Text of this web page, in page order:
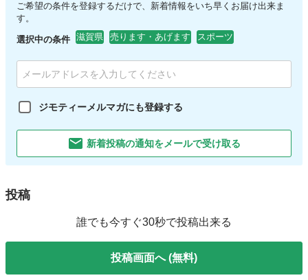
ご希望の条件を登録するだけで、新着情報をいち早くお届け出来ま
す。
選択中の条件 滋賀県 売ります・あげます スポーツ
ジモティーメルマガにも登録する
新着投稿の通知をメールで受け取る
投稿
誰でも今すぐ30秒で投稿出来る
投稿画面へ (無料)